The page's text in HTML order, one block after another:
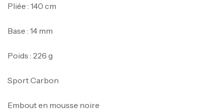
Pliée : 140 cm
Base : 14 mm
Poids : 226 g
Sport Carbon
Embout en mousse noire
1.83m 120/250gr 30kg
د.ت340,000